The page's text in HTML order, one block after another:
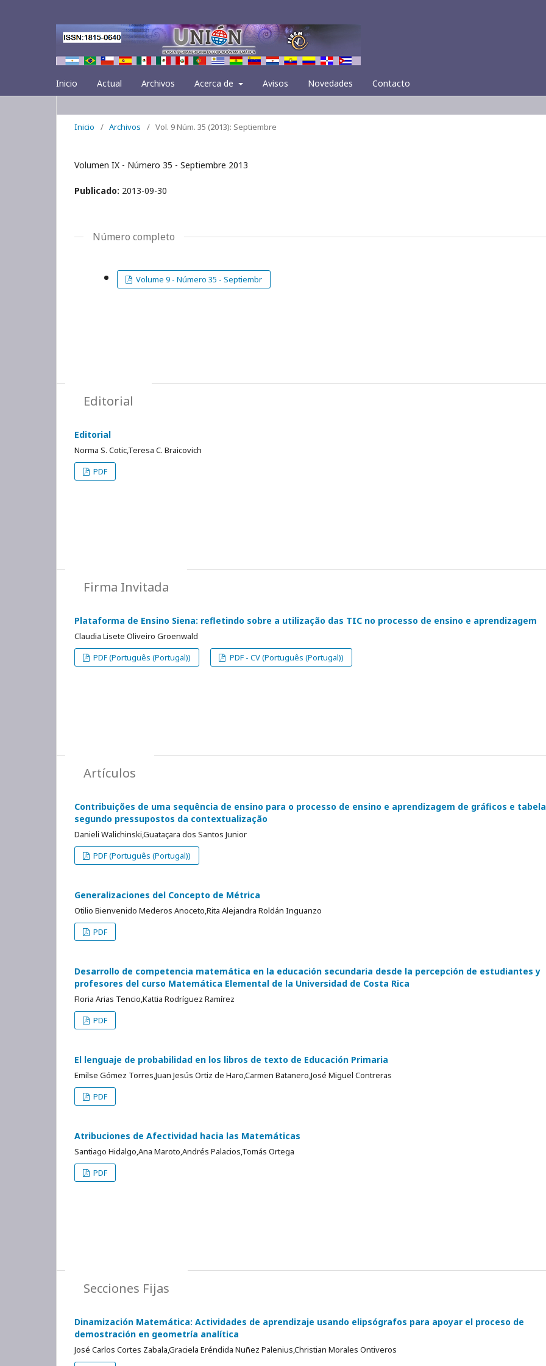
Inicio Actual Archivos Acerca de Avisos Novedades Contacto
Inicio / Archivos / Vol. 9 Núm. 35 (2013): Septiembre
Volumen IX - Número 35 - Septiembre 2013
Publicado: 2013-09-30
Número completo
Volume 9 - Número 35 - Septiembr
Editorial
Editorial
Norma S. Cotic,Teresa C. Braicovich
PDF
Firma Invitada
Plataforma de Ensino Siena: refletindo sobre a utilização das TIC no processo de ensino e aprendizagem
Claudia Lisete Oliveiro Groenwald
PDF (Português (Portugal))
PDF - CV (Português (Portugal))
Artículos
Contribuições de uma sequência de ensino para o processo de ensino e aprendizagem de gráficos e
segundo pressupostos da contextualização
Danieli Walichinski,Guataçara dos Santos Junior
PDF (Português (Portugal))
Generalizaciones del Concepto de Métrica
Otilio Bienvenido Mederos Anoceto,Rita Alejandra Roldán Inguanzo
PDF
Desarrollo de competencia matemática en la educación secundaria desde la percepción de estudiantes y
profesores del curso Matemática Elemental de la Universidad de Costa Rica
Floria Arias Tencio,Kattia Rodríguez Ramírez
PDF
El lenguaje de probabilidad en los libros de texto de Educación Primaria
Emilse Gómez Torres,Juan Jesús Ortiz de Haro,Carmen Batanero,José Miguel Contreras
PDF
Atribuciones de Afectividad hacia las Matemáticas
Santiago Hidalgo,Ana Maroto,Andrés Palacios,Tomás Ortega
PDF
Secciones Fijas
Dinamización Matemática: Actividades de aprendizaje usando elipsógrafos para apoyar el proceso de
demostración en geometría analítica
José Carlos Cortes Zabala,Graciela Eréndida Nuñez Palenius,Christian Morales Ontiveros